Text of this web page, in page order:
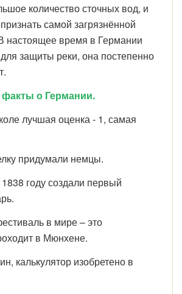
количество сточных вод, и
самой загрязнённой
настоящее время в Германии
защиты реки, она постепенно
о Германии.
лучшая оценка - 1, самая
придумали немцы.
году создали первый
в мире – это
в Мюнхене.
калькулятор изобретено в